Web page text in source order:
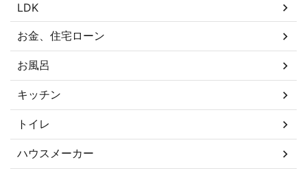
LDK
お金、住宅ローン
お風呂
キッチン
トイレ
ハウスメーカー